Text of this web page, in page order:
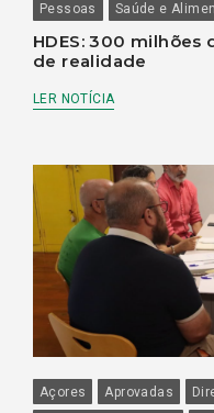
Pessoas
Saúde e
HDES: 300 milhões
de realidade
LER NOTÍCIA
Açores Aprovadas